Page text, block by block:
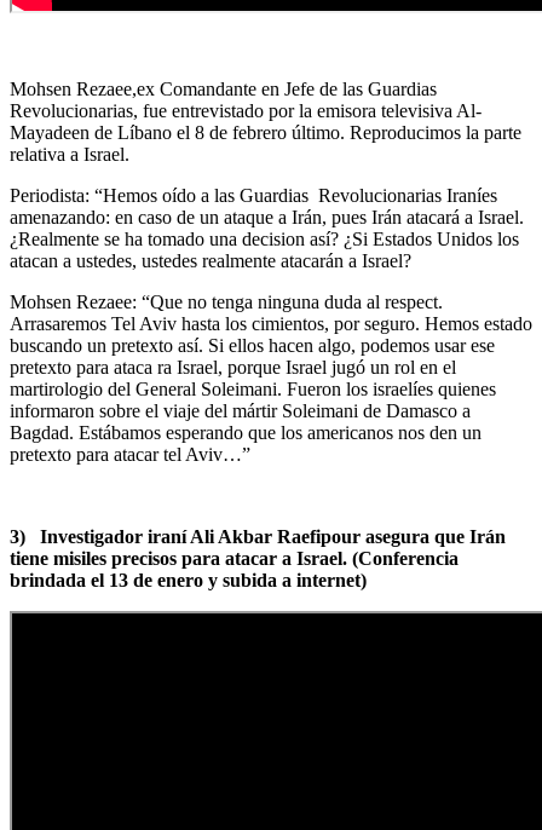
Mohsen Rezaee,ex Comandante en Jefe de las Guardias
Revolucionarias, fue entrevistado por la emisora televisiva Al-
Mayadeen de Líbano el 8 de febrero último. Reproducimos la parte
relativa a Israel.
Periodista: “Hemos oído a las Guardias Revolucionarias Iraníes
amenazando: en caso de un ataque a Irán, pues Irán atacará a Israel.
¿Realmente se ha tomado una decision así? ¿Si Estados Unidos los
atacan a ustedes, ustedes realmente atacarán a Israel?
Mohsen Rezaee: “Que no tenga ninguna duda al respect.
Arrasaremos Tel Aviv hasta los cimientos, por seguro. Hemos estado
buscando un pretexto así. Si ellos hacen algo, podemos usar ese
pretexto para ataca ra Israel, porque Israel jugó un rol en el
martirologio del General Soleimani. Fueron los israelíes quienes
informaron sobre el viaje del mártir Soleimani de Damasco a
Bagdad. Estábamos esperando que los americanos nos den un
pretexto para atacar tel Aviv…”
3) Investigador iraní Ali Akbar Raefipour asegura que Irán
tiene misiles precisos para atacar a Israel. (Conferencia
brindada el 13 de enero y subida a internet)